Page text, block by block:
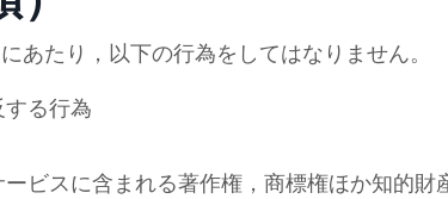
あたり，以下の行為をしてはなりません。
る行為
ビスに含まれる著作権，商標権ほか知的財